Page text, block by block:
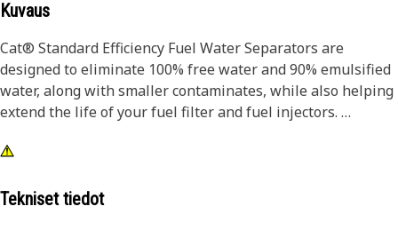
Kuvaus
Cat® Standard Efficiency Fuel Water Separators are
designed to eliminate 100% free water and 90% emulsified
water, along with smaller contaminates, while also helping
extend the life of your fuel filter and fuel injectors.
Designed and built specifically for Cat® equipment, our
filter and precision fuel system components.
Tekniset tiedot